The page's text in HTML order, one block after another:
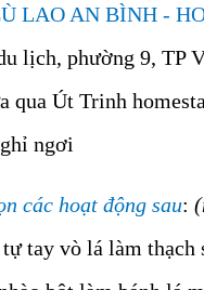
LAO AN BÌNH -
lịch, phường 9, TP
qua Út Trinh
ngơi
các hoạt động sau:
tay vò lá làm thạch